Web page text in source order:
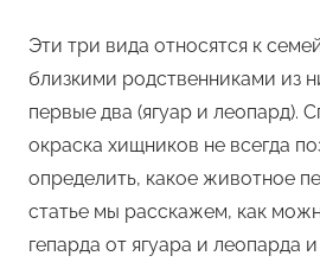
Эти три вида относятся к
близкими родственниками из
первые два (ягуар и леопард).
окраска хищников не всегда
определить, какое животное
статье мы расскажем, как
гепарда от ягуара и леопарда